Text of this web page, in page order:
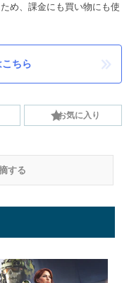
め、課金にも買い物にも使
ちら
お気に入り
する